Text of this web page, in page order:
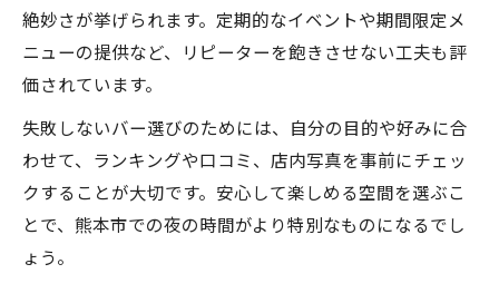
絶妙さが挙げられます。定期的なイベントや期間限定メ
ニューの提供など、リピーターを飽きさせない工夫も評
価されています。
失敗しないバー選びのためには、自分の目的や好みに合
わせて、ランキングや口コミ、店内写真を事前にチェッ
クすることが大切です。安心して楽しめる空間を選ぶこ
とで、熊本市での夜の時間がより特別なものになるでし
ょう。